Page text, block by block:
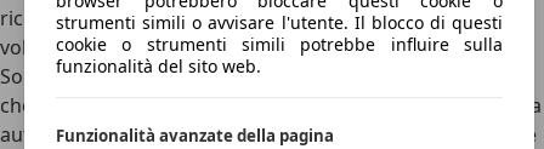
strumenti simili o avvisare l'utente. Il blocco di questi
cookie o strumenti simili potrebbe influire sulla
funzionalità del sito web.
Funzionalità avanzate della pagina
ricordano al conducente che è il caso di disattivarli una
volta passati oltre il banco di nebbia.
Sono spie verdi anche gli indicatori di direzione o quella
che indica l’attivazione del cruise control, o velocità limitata
automaticamente. Su macchine del segmento premium, le